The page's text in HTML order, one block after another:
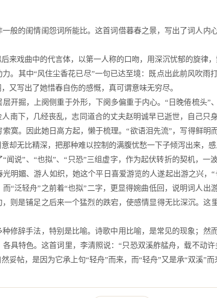
的闺情闺怨词所能比。这首词借暮春之景，写出了词人内
戏曲中的代言体，以第一人称的口吻，用深沉忧郁的旋律
其中“风住尘香花已尽”一句已达至境：既点出此前风吹雨
又写出了她惜春自伤的感慨，真可谓意味无穷尽。
掘，上阕侧重于外形，下阕多偏重于内心。“日晚倦梳头”
南下，几经丧乱，志同道合的丈夫赵明诚早已逝世，自己只
寞。因此她日高方起，懒于梳理。“欲语泪先流”，写得鲜明
却无比精深，把那种难以控制的满腹忧愁一下子倾泻出来，
”、“也拟”、“只恐”三组虚字，作为起伏转折的契机，一
明媚、游人如织，她这个平日喜爱游览的人遂起出游之兴，
“泛轻舟”之前着“也拟”二字，更显得婉曲低回，说明词人出
则是铺足之后来一个猛烈的跌宕，使感情显得无比深沉。这
辞手法，特别是比喻。诗歌中用比喻，是常见的现象；然
具特色。这首词里，李清照说：“只恐双溪舴艋舟，载不动
妥帖，是因为它承上句“轻舟”而来，而“轻舟”又是承“双溪”